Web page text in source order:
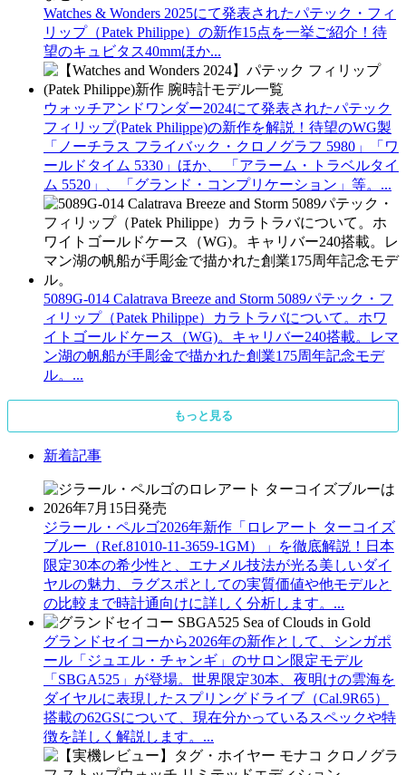
Watches & Wonders 2025にて発表されたパテック・フィ
リップ（Patek Philippe）の新作15点を一挙ご紹介！待
望のキュビタス40mmほか...
ウォッチアンドワンダー2024にて発表されたパテック
フィリップ(Patek Philippe)の新作を解説！待望のWG製
「ノーチラス フライバック・クロノグラフ 5980」「ワ
ールドタイム 5330」ほか、 「アラーム・トラベルタイ
ム 5520」、「グランド・コンプリケーション」等。...
5089G-014 Calatrava Breeze and Storm 5089パテック・フ
ィリップ（Patek Philippe）カラトラバについて。ホワ
イトゴールドケース（WG)。キャリバー240搭載。レマ
ン湖の帆船が手彫金で描かれた創業175周年記念モデ
ル。...
もっと見る
新着記事
ジラール・ペルゴ2026年新作「ロレアート ターコイズ
ブルー（Ref.81010-11-3659-1GM）」を徹底解説！日本
限定30本の希少性と、エナメル技法が光る美しいダイ
ヤルの魅力、ラグスポとしての実質価値や他モデルと
の比較まで時計通向けに詳しく分析します。...
グランドセイコーから2026年の新作として、シンガポ
ール「ジュエル・チャンギ」のサロン限定モデル
「SBGA525」が登場。世界限定30本、夜明けの雲海を
ダイヤルに表現したスプリングドライブ（Cal.9R65）
搭載の62GSについて、現在分かっているスペックや特
徴を詳しく解説します。...